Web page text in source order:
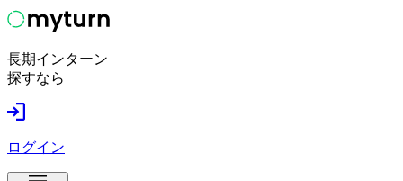
長期インターン
探すなら
ログイン